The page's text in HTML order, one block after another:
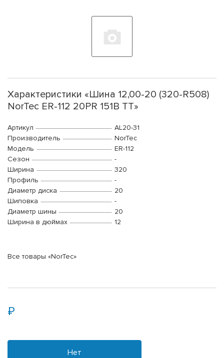
Характеристики «Шина 12,00-20 (320-R508)
NorTec ER-112 20PR 151B TT»
Артикул
AL20-31
Производитель
NorTec
Модель
ER-112
Сезон
-
Ширина
320
Профиль
-
Диаметр диска
20
Шиповка
-
Диаметр шины
20
Ширина в дюймах
12
Все товары «NorTec»
Нет